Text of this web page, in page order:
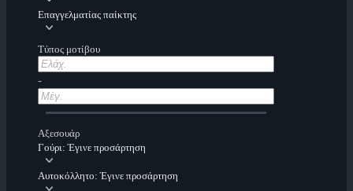
Επαγγελματίας παίκτης
Τύπος μοτίβου
-
Αξεσουάρ
Γούρι: Έγινε προσάρτηση
Αυτοκόλλητο: Έγινε προσάρτηση